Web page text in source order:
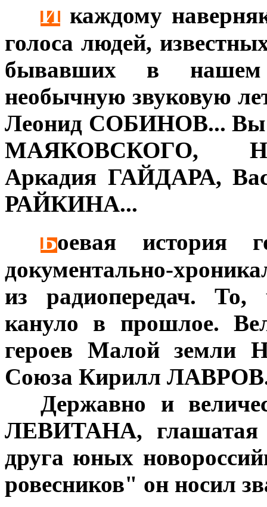
И каждому
голоса людей,
бывавших в нашем
необычную звуковую
Леонид СОБИНОВ... Вы
МАЯКОВСКОГО,
Аркадия ГАЙДАРА,
РАЙКИНА...
Боевая история
документально-
из радиопередач.
кануло в прошлое.
героев Малой земли
Союза Кирилл
Державно и
ЛЕВИТАНА, глашатая
друга юных
ровесников" он носил